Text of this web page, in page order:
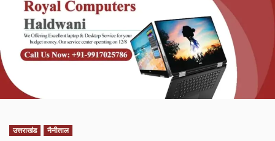
उत्तराखंड नैनीताल